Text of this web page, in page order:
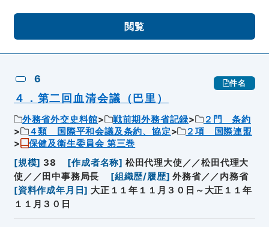
閲覧
6 件名
４．第二回血清会議（巴里）
外務省外交史料館 戦前期外務省記録
２門 条約
４類 国際平和会議及条約、協定
２項 国際連盟
保健及衛生委員会 第三巻
[規模] 38 [作成者名称] 松田代理大使／／松田代理大
使／／田中事務局長
[組織歴/履歴] 外務省／／内務省
[資料作成年月日] 大正１１年１１月３０日～大正１１年
１１月３０日